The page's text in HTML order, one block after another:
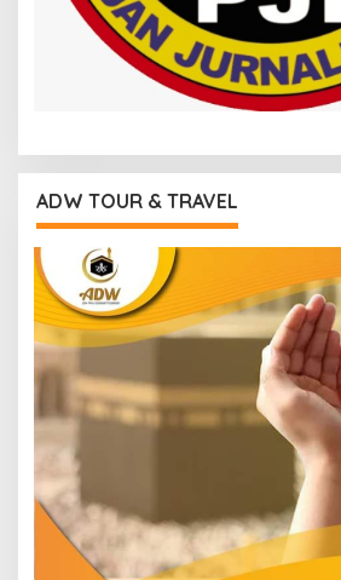
ADW TOUR & TRAVEL